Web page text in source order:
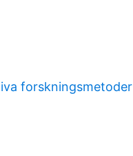
forskningsmetoder